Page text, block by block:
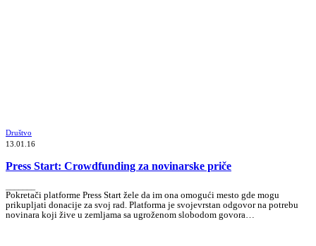
Društvo
13.01.16
Press Start: Crowdfunding za novinarske priče
Pokretači platforme Press Start žele da im ona omogući mesto gde mogu
prikupljati donacije za svoj rad. Platforma je svojevrstan odgovor na potrebu
novinara koji žive u zemljama sa ugroženom slobodom govora…